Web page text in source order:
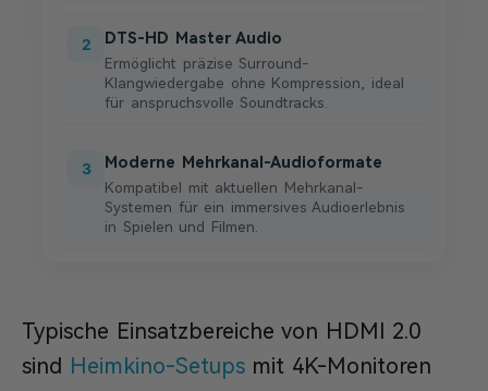
2 DTS-HD Master Audio
Ermöglicht präzise Surround-
Klangwiedergabe ohne Kompression, ideal
für anspruchsvolle Soundtracks.
3 Moderne Mehrkanal-Audioformate
Kompatibel mit aktuellen Mehrkanal-
Systemen für ein immersives Audioerlebnis
in Spielen und Filmen.
Typische Einsatzbereiche von HDMI 2.0
sind Heimkino-Setupsmit 4K-Monitoren